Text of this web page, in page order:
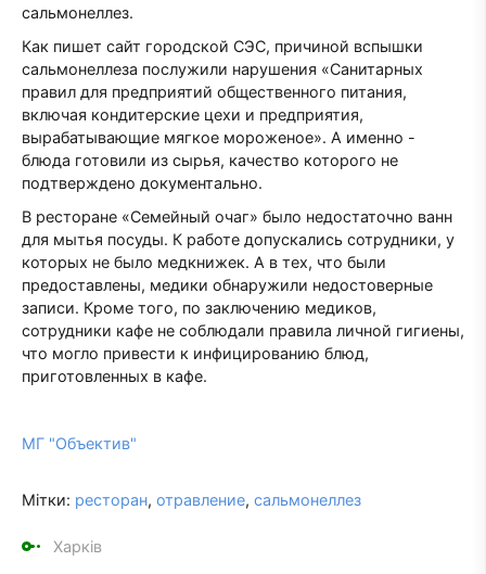
сальмонеллез.
Как пишет сайт городской СЭС, причиной вспышки
сальмонеллеза послужили нарушения «Санитарных
правил для предприятий общественного питания,
включая кондитерские цехи и предприятия,
вырабатывающие мягкое мороженое». А именно -
блюда готовили из сырья, качество которого не
подтверждено документально.
В ресторане «Семейный очаг» было недостаточно ванн
для мытья посуды. К работе допускались сотрудники, у
которых не было медкнижек. А в тех, что были
предоставлены, медики обнаружили недостоверные
записи. Кроме того, по заключению медиков,
сотрудники кафе не соблюдали правила личной гигиены,
что могло привести к инфицированию блюд,
приготовленных в кафе.
МГ "Объектив"
Мітки: ресторан, отравление, сальмонеллез
Харків